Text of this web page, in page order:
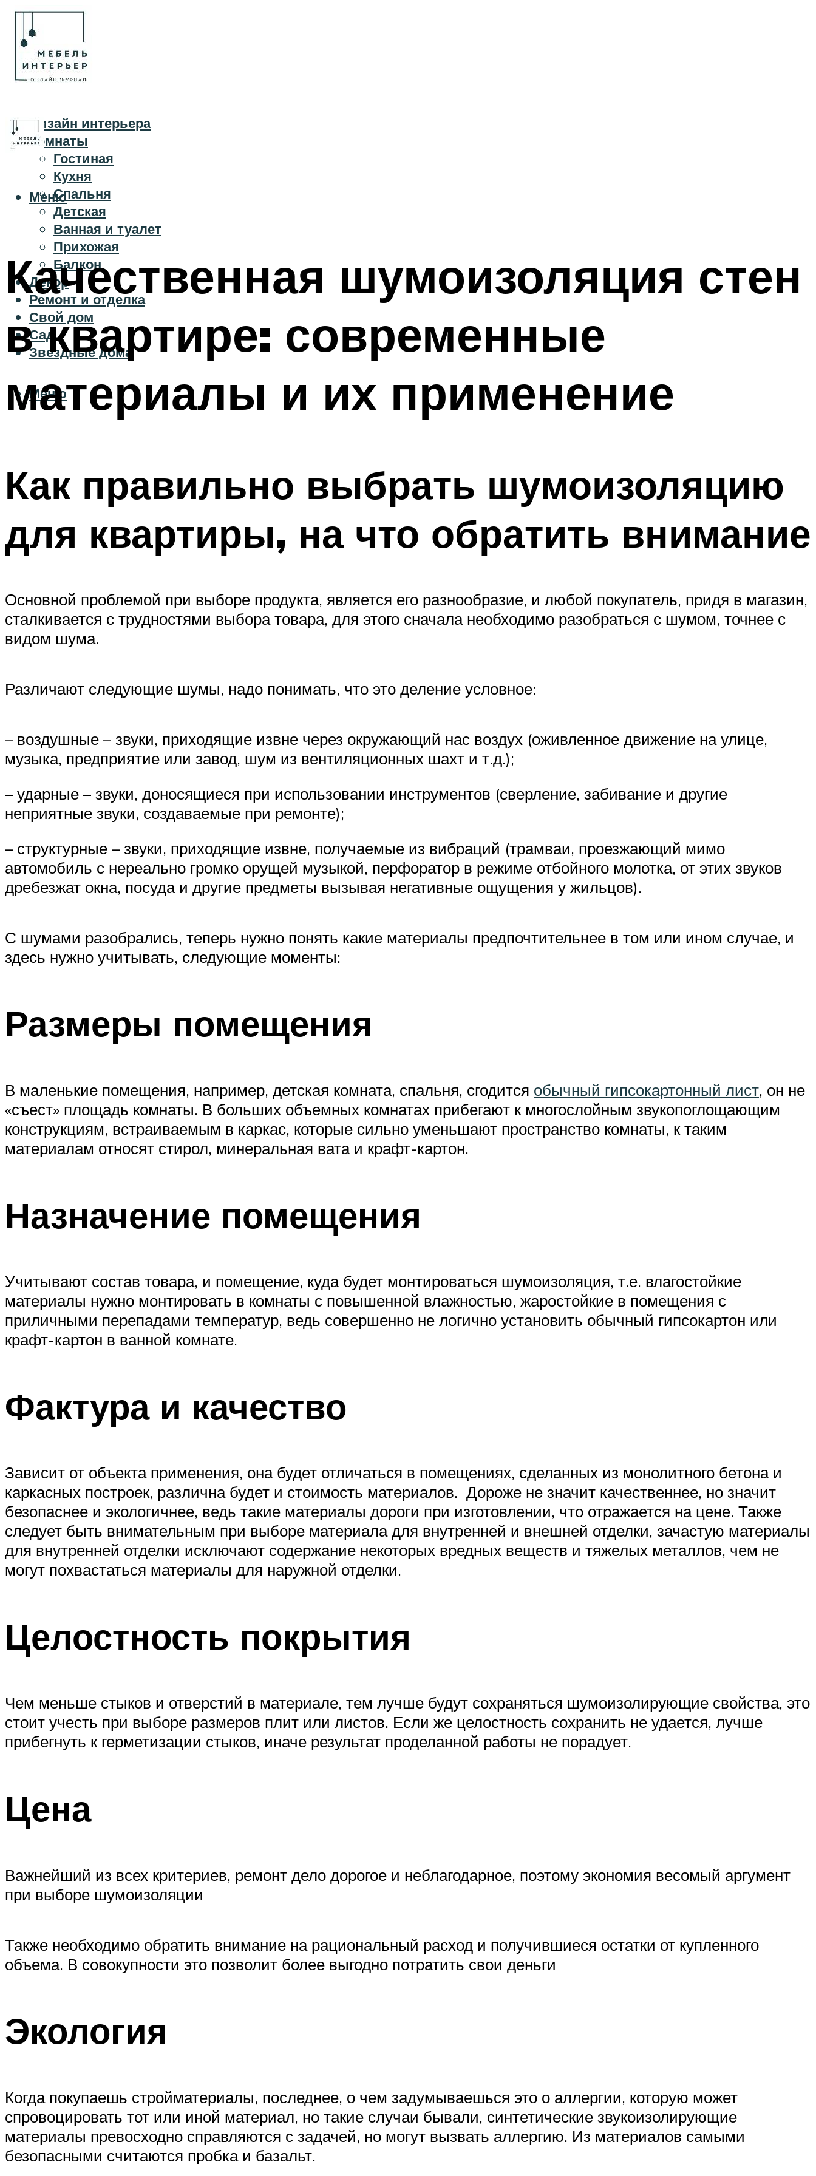
Дизайн интерьера
Комнаты
Гостиная
Кухня
Спальня
Детская
Ванная и туалет
Прихожая
Балкон
Декор
Ремонт и отделка
Свой дом
Сад
Звездные дома
Меню
Меню
Качественная шумоизоляция стен
в квартире: современные
материалы и их применение
Как правильно выбрать шумоизоляцию
для квартиры, на что обратить внимание
Основной проблемой при выборе продукта, является его разнообразие, и любой покупатель, придя в магазин,
сталкивается с трудностями выбора товара, для этого сначала необходимо разобраться с шумом, точнее с
видом шума.
Различают следующие шумы, надо понимать, что это деление условное:
– воздушные – звуки, приходящие извне через окружающий нас воздух (оживленное движение на улице,
музыка, предприятие или завод, шум из вентиляционных шахт и т.д.);
– ударные – звуки, доносящиеся при использовании инструментов (сверление, забивание и другие
неприятные звуки, создаваемые при ремонте);
– структурные – звуки, приходящие извне, получаемые из вибраций (трамваи, проезжающий мимо
автомобиль с нереально громко орущей музыкой, перфоратор в режиме отбойного молотка, от этих звуков
дребезжат окна, посуда и другие предметы вызывая негативные ощущения у жильцов).
С шумами разобрались, теперь нужно понять какие материалы предпочтительнее в том или ином случае, и
здесь нужно учитывать, следующие моменты:
Размеры помещения
В маленькие помещения, например, детская комната, спальня, сгодится обычный гипсокартонный лист, он не
«съест» площадь комнаты. В больших объемных комнатах прибегают к многослойным звукопоглощающим
конструкциям, встраиваемым в каркас, которые сильно уменьшают пространство комнаты, к таким
материалам относят стирол, минеральная вата и крафт-картон.
Назначение помещения
Учитывают состав товара, и помещение, куда будет монтироваться шумоизоляция, т.е. влагостойкие
материалы нужно монтировать в комнаты с повышенной влажностью, жаростойкие в помещения с
приличными перепадами температур, ведь совершенно не логично установить обычный гипсокартон или
крафт-картон в ванной комнате.
Фактура и качество
Зависит от объекта применения, она будет отличаться в помещениях, сделанных из монолитного бетона и
каркасных построек, различна будет и стоимость материалов. Дороже не значит качественнее, но значит
безопаснее и экологичнее, ведь такие материалы дороги при изготовлении, что отражается на цене. Также
следует быть внимательным при выборе материала для внутренней и внешней отделки, зачастую материалы
для внутренней отделки исключают содержание некоторых вредных веществ и тяжелых металлов, чем не
могут похвастаться материалы для наружной отделки.
Целостность покрытия
Чем меньше стыков и отверстий в материале, тем лучше будут сохраняться шумоизолирующие свойства, это
стоит учесть при выборе размеров плит или листов. Если же целостность сохранить не удается, лучше
прибегнуть к герметизации стыков, иначе результат проделанной работы не порадует.
Цена
Важнейший из всех критериев, ремонт дело дорогое и неблагодарное, поэтому экономия весомый аргумент
при выборе шумоизоляции
Также необходимо обратить внимание на рациональный расход и получившиеся остатки от купленного
объема. В совокупности это позволит более выгодно потратить свои деньги
Экология
Когда покупаешь стройматериалы, последнее, о чем задумываешься это о аллергии, которую может
спровоцировать тот или иной материал, но такие случаи бывали, синтетические звукоизолирующие
материалы превосходно справляются с задачей, но могут вызвать аллергию. Из материалов самыми
безопасными считаются пробка и базальт.